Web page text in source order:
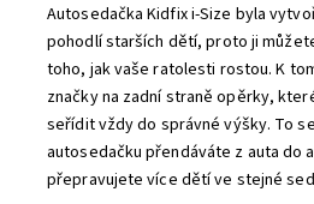
Autosedačka Kidfix i-Size byla
pohodlí starších dětí, proto ji
toho, jak vaše ratolesti rostou. K
značky na zadní straně opěrky,
seřídit vždy do správné výšky. To
autosedačku přendáváte z auta do
přepravujete více dětí ve stejné